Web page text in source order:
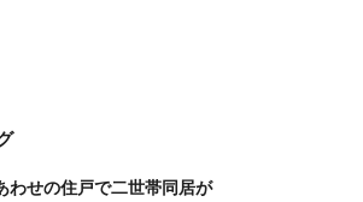
わせの住戸で二世帯同居が